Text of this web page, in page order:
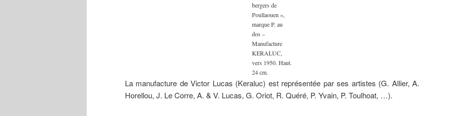
bergers de
Poullaouen »,
marque P. au
dos –
Manufacture
KERALUC,
vers 1950. Haut.
24 cm.
La manufacture de Victor Lucas (Keraluc) est représentée par ses artistes (G. Allier, A.
Horellou, J. Le Corre, A. & V. Lucas, G. Oriot, R. Quéré, P. Yvain, P. Toulhoat, …).